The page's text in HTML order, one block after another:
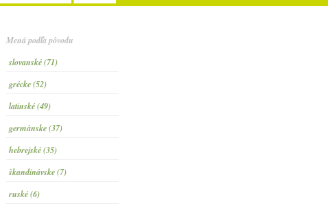
Mená podľa pôvodu
slovanské (71)
grécke (52)
latinské (49)
germánske (37)
hebrejské (35)
škandinávske (7)
ruské (6)